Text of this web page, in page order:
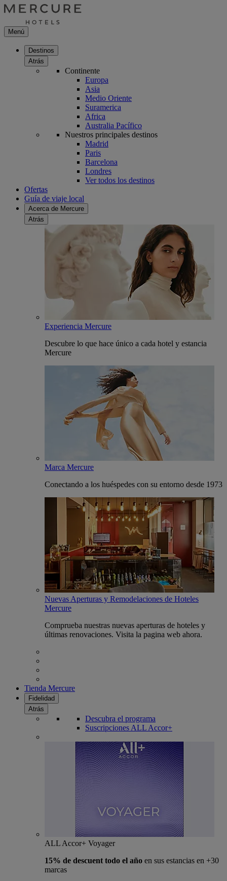
Menú
Destinos
Atrás
Continente
Europa
Asia
Medio Oriente
Suramerica
Africa
Australia Pacífico
Nuestros principales destinos
Madrid
Paris
Barcelona
Londres
Ver todos los destinos
Ofertas
Guía de viaje local
Acerca de Mercure
Atrás
Experiencia Mercure
Descubre lo que hace único a cada hotel y estancia
Mercure
Marca Mercure
Conectando a los huéspedes con su entorno desde 1973
Nuevas Aperturas y Remodelaciones de Hoteles
Mercure
Comprueba nuestras nuevas aperturas de hoteles y
últimas renovaciones. Visita la pagina web ahora.
Tienda Mercure
Fidelidad
Atrás
Descubra el programa
Suscripciones ALL Accor+
ALL Accor+ Voyager
15% de descuent todo el año en sus estancias en +30
marcas